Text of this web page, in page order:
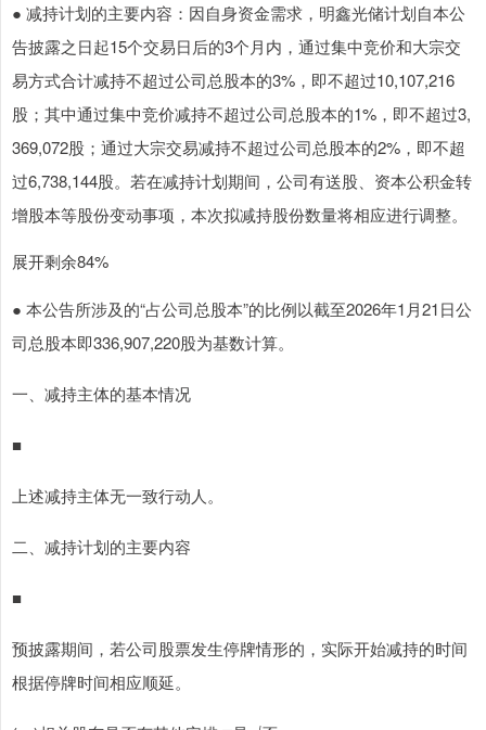
● 减持计划的主要内容：因自身资金需求，明鑫光储计划自本公
告披露之日起15个交易日后的3个月内，通过集中竞价和大宗交
易方式合计减持不超过公司总股本的3%，即不超过10,107,216
股；其中通过集中竞价减持不超过公司总股本的1%，即不超过3,
369,072股；通过大宗交易减持不超过公司总股本的2%，即不超
过6,738,144股。若在减持计划期间，公司有送股、资本公积金转
增股本等股份变动事项，本次拟减持股份数量将相应进行调整。
展开剩余84%
● 本公告所涉及的“占公司总股本”的比例以截至2026年1月21日公
司总股本即336,907,220股为基数计算。
一、减持主体的基本情况
■
上述减持主体无一致行动人。
二、减持计划的主要内容
■
预披露期间，若公司股票发生停牌情形的，实际开始减持的时间
根据停牌时间相应顺延。